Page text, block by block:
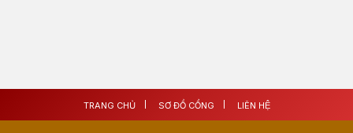
TRANG CHỦ SƠ ĐỒ CỔNG LIÊN HỆ